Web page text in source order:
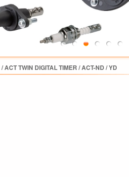
/ACT TWIN DIGITAL TIMER /ACT-ND / YD